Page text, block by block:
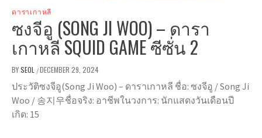
ดาราเกาหลี
ซงจีอู (SONG JI WOO) – ดารา
เกาหลี SQUID GAME ซีซั่น 2
BYSEOL /DECEMBER 29, 2024
ประวัติซงจีอู(Song Ji Woo) – ดาราเกาหลี ชื่อ: ซงจีอู / Song Ji
Woo / 송지우ชื่อจริง: อาชีพในวงการ: นักแสดงวันเดือนปี
เกิด: 15